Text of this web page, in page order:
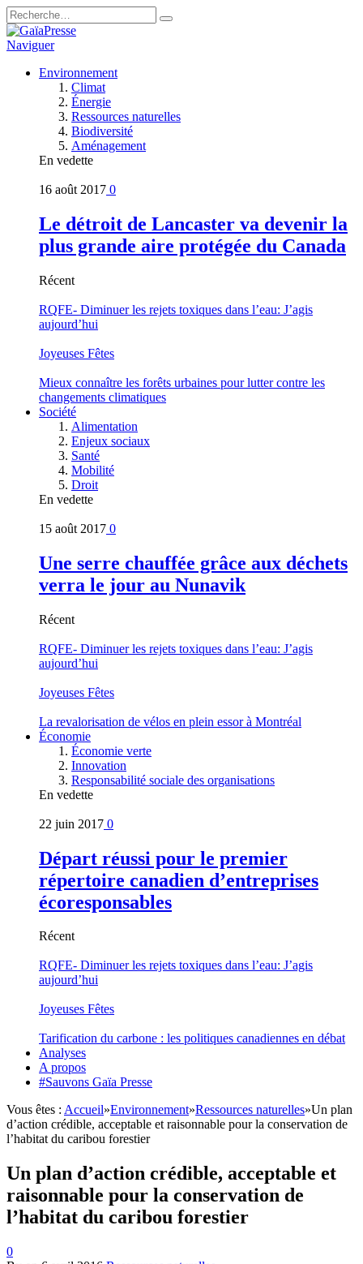
Naviguer
Environnement
Climat
Énergie
Ressources naturelles
Biodiversité
Aménagement
En vedette
16 août 2017 0
Le détroit de Lancaster va devenir la
plus grande aire protégée du Canada
Récent
RQFE- Diminuer les rejets toxiques dans l’eau: J’agis
aujourd’hui
Joyeuses Fêtes
Mieux connaître les forêts urbaines pour lutter contre les
changements climatiques
Société
Alimentation
Enjeux sociaux
Santé
Mobilité
Droit
En vedette
15 août 2017 0
Une serre chauffée grâce aux déchets
verra le jour au Nunavik
Récent
RQFE- Diminuer les rejets toxiques dans l’eau: J’agis
aujourd’hui
Joyeuses Fêtes
La revalorisation de vélos en plein essor à Montréal
Économie
Économie verte
Innovation
Responsabilité sociale des organisations
En vedette
22 juin 2017 0
Départ réussi pour le premier
répertoire canadien d’entreprises
écoresponsables
Récent
RQFE- Diminuer les rejets toxiques dans l’eau: J’agis
aujourd’hui
Joyeuses Fêtes
Tarification du carbone : les politiques canadiennes en débat
Analyses
A propos
#Sauvons Gaïa Presse
Vous êtes : Accueil»Environnement»Ressources naturelles»Un plan
d’action crédible, acceptable et raisonnable pour la conservation de
l’habitat du caribou forestier
Un plan d’action crédible, acceptable et
raisonnable pour la conservation de
l’habitat du caribou forestier
0